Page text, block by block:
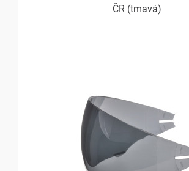
ČR (tmavá)